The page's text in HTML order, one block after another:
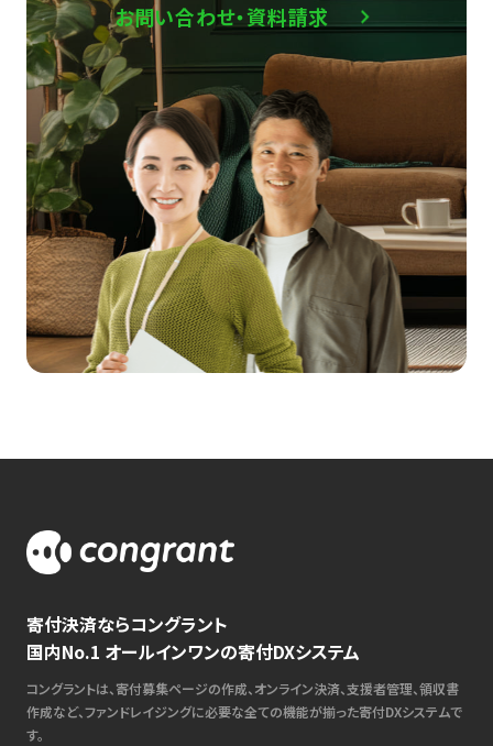
お問い合わせ・資料請求
寄付決済ならコングラント
国内No.1 オールインワンの寄付DXシステム
コングラントは、寄付募集ページの作成、オンライン決済、支援者管理、領収書
作成など、ファンドレイジングに必要な全ての機能が揃った寄付DXシステムで
す。